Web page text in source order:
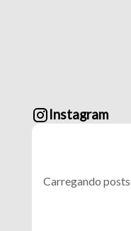
Instagram
Carregando posts...